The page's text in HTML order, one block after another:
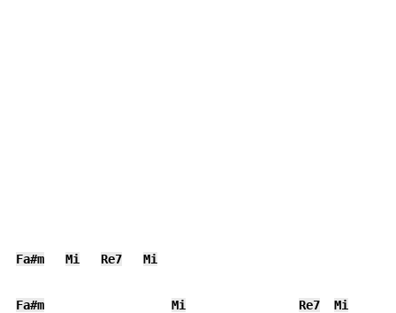
Fa#m Mi Re7 Mi
Fa#m Mi Re7
Mi